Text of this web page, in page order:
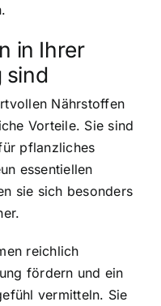
in Ihrer
sind
Nährstoffen
Vorteile. Sie sind
pflanzliches
essentiellen
sie sich besonders
reichlich
fördern und ein
vermitteln. Sie